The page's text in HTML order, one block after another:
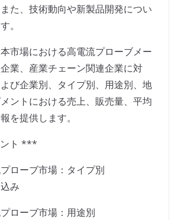
た、技術動向や新製品開発につい
。
市場における高電流プローブメー
業、産業チェーン関連企業に対
び企業別、タイプ別、用途別、地
ントにおける売上、販売量、平均
を提供します。
ト ***
ローブ市場：タイプ別
み
ローブ市場：用途別